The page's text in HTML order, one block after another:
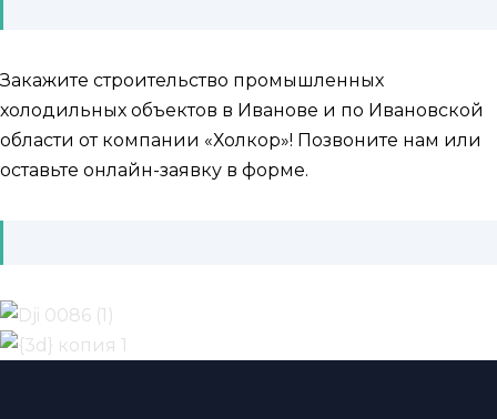
Закажите строительство промышленных
холодильных объектов в Иванове и по Ивановской
области от компании «Холкор»! Позвоните нам или
оставьте онлайн-заявку в форме.